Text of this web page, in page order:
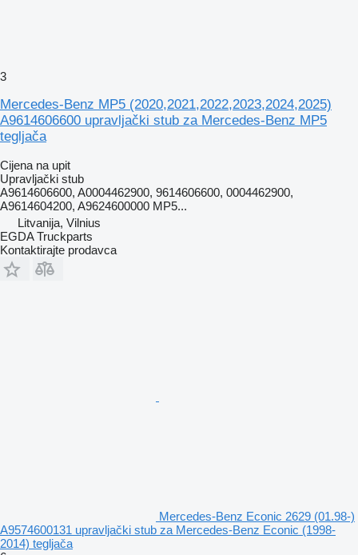
3
Mercedes-Benz MP5 (2020,2021,2022,2023,2024,2025)
A9614606600 upravljački stub za Mercedes-Benz MP5
tegljača
Cijena na upit
Upravljački stub
A9614606600, A0004462900, 9614606600, 0004462900,
A9614604200, A9624600000 MP5...
Litvanija, Vilnius
EGDA Truckparts
Kontaktirajte prodavca
Mercedes-Benz Econic 2629 (01.98-)
A9574600131 upravljački stub za Mercedes-Benz Econic (1998-
2014) tegljača